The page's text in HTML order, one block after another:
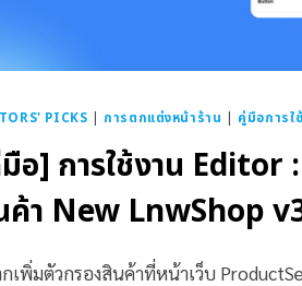
PICKS | การตกแต่งหน้าร้าน | คู่มือการใ
อ] การใช้งาน Editor
ค้า New LnwShop
เพิ่มตัวกรองสินค้าที่หน้าเว็บ